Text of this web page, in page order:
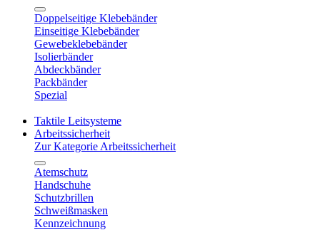
Doppelseitige Klebebänder
Einseitige Klebebänder
Gewebeklebebänder
Isolierbänder
Abdeckbänder
Packbänder
Spezial
Taktile Leitsysteme
Arbeitssicherheit
Zur Kategorie Arbeitssicherheit
Atemschutz
Handschuhe
Schutzbrillen
Schweißmasken
Kennzeichnung